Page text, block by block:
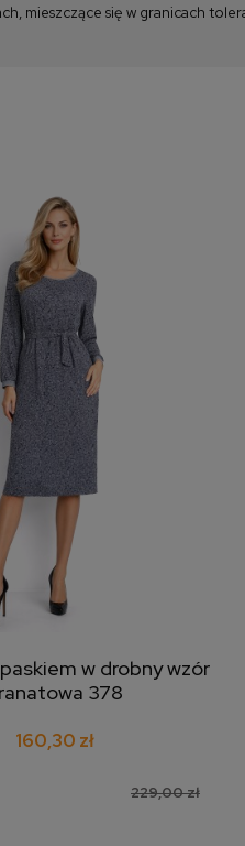
mieszczące się w granicach
do koszykaw drobny wzór
378
229,00 zł
160,30 zł